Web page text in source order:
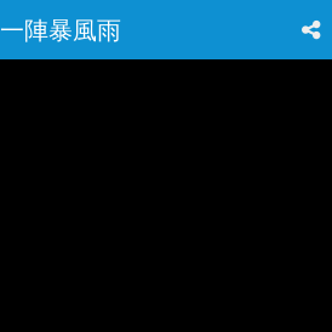
一陣暴風雨